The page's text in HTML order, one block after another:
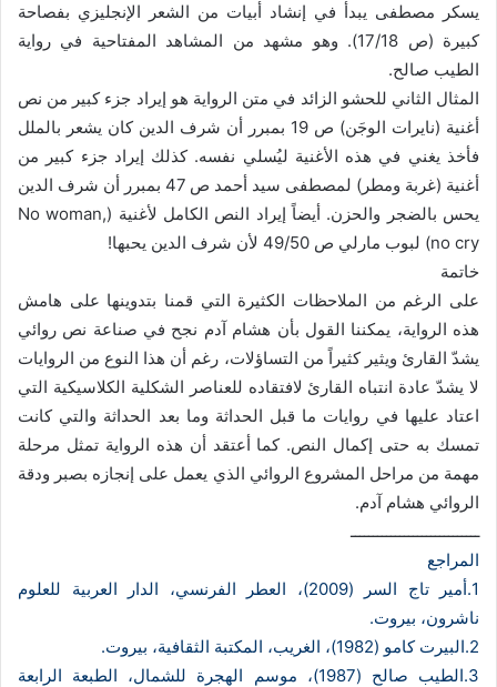
يسكر مصطفى يبدأ في إنشاد أبيات من الشعر الإنجليزي بفصاحة
كبيرة (ص 17/18). وهو مشهد من المشاهد المفتاحية في رواية
الطيب صالح.
المثال الثاني للحشو الزائد في متن الرواية هو إيراد جزء كبير من نص
أغنية (نايرات الوجَن) ص 19 بمبرر أن شرف الدين كان يشعر بالملل
فأخذ يغني في هذه الأغنية ليُسلي نفسه. كذلك إيراد جزء كبير من
أغنية (غربة ومطر) لمصطفى سيد أحمد ص 47 بمبرر أن شرف الدين
يحس بالضجر والحزن. أيضاً إيراد النص الكامل لأغنية (No woman,
no cry) لبوب مارلي ص 49/50 لأن شرف الدين يحبها!
خاتمة
على الرغم من الملاحظات الكثيرة التي قمنا بتدوينها على هامش
هذه الرواية، يمكننا القول بأن هشام آدم نجح في صناعة نص روائي
يشدّ القارئ ويثير كثيراً من التساؤلات، رغم أن هذا النوع من الروايات
لا يشدّ عادة انتباه القارئ لافتقاده للعناصر الشكلية الكلاسيكية التي
اعتاد عليها في روايات ما قبل الحداثة وما بعد الحداثة والتي كانت
تمسك به حتى إكمال النص. كما أعتقد أن هذه الرواية تمثل مرحلة
مهمة من مراحل المشروع الروائي الذي يعمل على إنجازه بصبر ودقة
الروائي هشام آدم.
ـــــــــــــــــــــــــــــ
المراجع
1.أمير تاج السر (2009)، العطر الفرنسي، الدار العربية للعلوم
ناشرون، بيروت.
2.البيرت كامو (1982)، الغريب، المكتبة الثقافية، بيروت.
3.الطيب صالح (1987)، موسم الهجرة للشمال، الطبعة الرابعة